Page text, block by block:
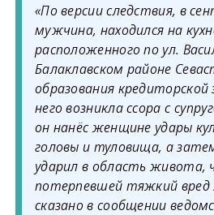
«По версии следствия, в
мужчина, находился на
расположенного по ул.
Балаклавском районе
образования
него возникла ссора с
он нанёс женщине удары
головы и туловища, а
ударил в область живота,
потерпевшей тяжкий вред
сказано в сообщении